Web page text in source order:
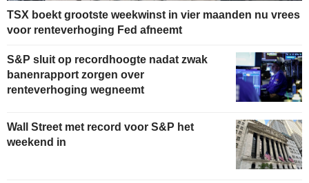
TSX boekt grootste weekwinst in vier maanden nu vrees
voor renteverhoging Fed afneemt
S&P sluit op recordhoogte nadat zwak
banenrapport zorgen over
renteverhoging wegneemt
Wall Street met record voor S&P het
weekend in